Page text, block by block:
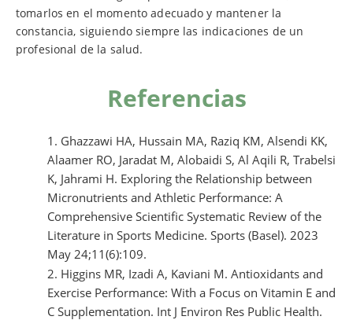
tomarlos en el momento adecuado y mantener la
constancia, siguiendo siempre las indicaciones de un
profesional de la salud.
Referencias
Ghazzawi HA, Hussain MA, Raziq KM, Alsendi KK,
Alaamer RO, Jaradat M, Alobaidi S, Al Aqili R, Trabelsi
K, Jahrami H. Exploring the Relationship between
Micronutrients and Athletic Performance: A
Comprehensive Scientific Systematic Review of the
Literature in Sports Medicine. Sports (Basel). 2023
May 24;11(6):109.
Higgins MR, Izadi A, Kaviani M. Antioxidants and
Exercise Performance: With a Focus on Vitamin E and
C Supplementation. Int J Environ Res Public Health.